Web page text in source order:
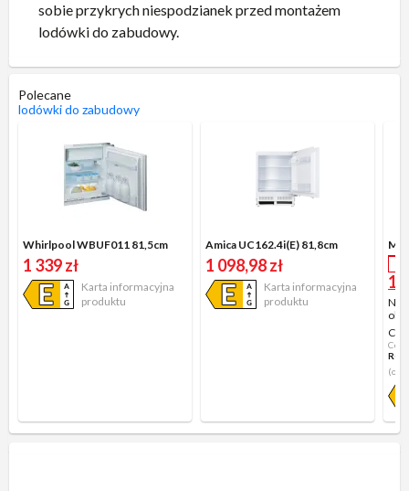
sobie przykrych niespodzianek przed montażem
lodówki do zabudowy.
Polecane
lodówki do zabudowy
Whirlpool WBUF011 81,5cm
1 339 zł
Karta informacyjna
produktu
Amica UC162.4i(E) 81,8cm
1 098,98 zł
Karta informacyjna
produktu
1